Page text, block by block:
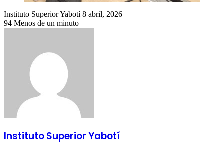
Instituto Superior Yabotí Send
8 abril, 2026
94 Menos de un minuto
Instituto Superior Yabotí